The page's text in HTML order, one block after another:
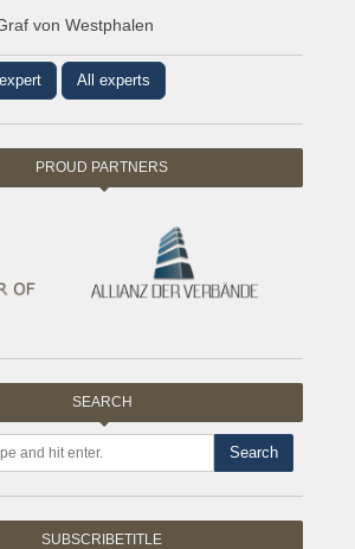
von Westphalen
All experts
PROUD PARTNERS
SEARCH
Search
SUBSCRIBETITLE